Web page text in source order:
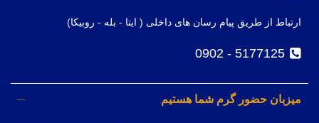
ارتباط از طریق پیام رسان های داخلی ( ایتا - بله - روبیکا)
5177125 - 0902
میزبان حضور گرم شما هستیم